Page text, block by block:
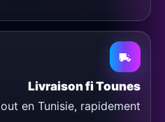
Livraison fi Tounes
en Tunisie, rapidement.